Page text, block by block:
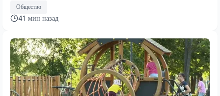
Общество
41 мин назад